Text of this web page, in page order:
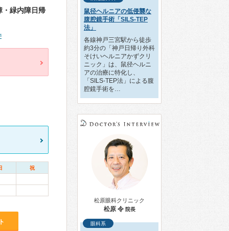
・緑内障日帰
祝
鼠径ヘルニアの低侵襲な
腹腔鏡手術「SILS-TEP
法」
各線神戸三宮駅から徒歩
約3分の「神戸日帰り外科
そけいヘルニアかずクリ
ニック」は、鼠径ヘルニ
アの治療に特化し、
「SILS-TEP法」による腹
腔鏡手術を…
松原眼科クリニック
松原 令 院長
眼科系